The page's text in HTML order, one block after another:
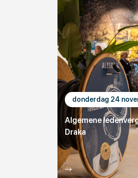
donderdag 24
Algemene
Draka